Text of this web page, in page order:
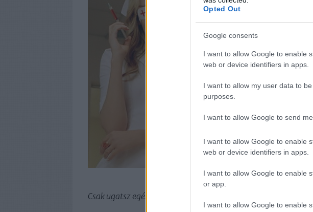
Opted Out
Google consents
I want to allow Google to enable
web or device identifiers in apps.
I want to allow my user data to
purposes.
I want to allow Google to send
I want to allow Google to enable
web or device identifiers in apps.
I want to allow Google to enable
or app.
I want to allow Google to enable
Csak ugatsz egész nap, kicsi kutya…?